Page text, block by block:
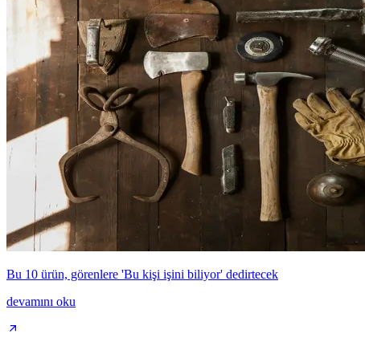
Bu 10 ürün, görenlere 'Bu kişi işini biliyor' dedirtecek
devamını oku